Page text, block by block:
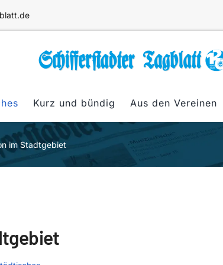
Kurz und bündig Aus den Vereinen
im Stadtgebiet